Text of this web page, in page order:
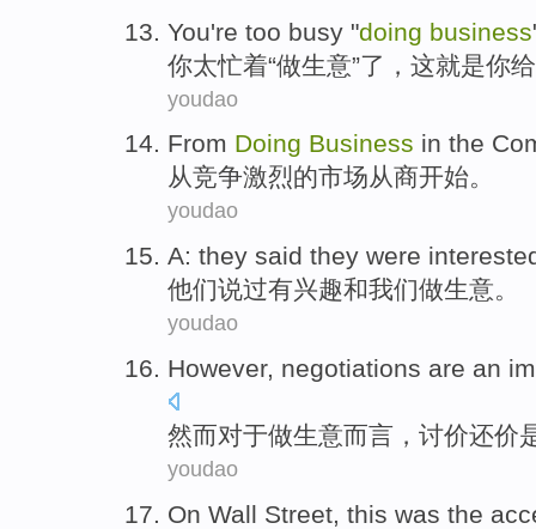
You're too busy "doing business
你太忙着“做生意”了， 这就是你给
youdao
From Doing Business in the
从竞争激烈的市场从商开始。
youdao
A: they said they were
他们说过有兴趣和我们做生意。
youdao
However, negotiations are an
然而对于做生意而言， 讨价还价
youdao
On Wall Street, this was the